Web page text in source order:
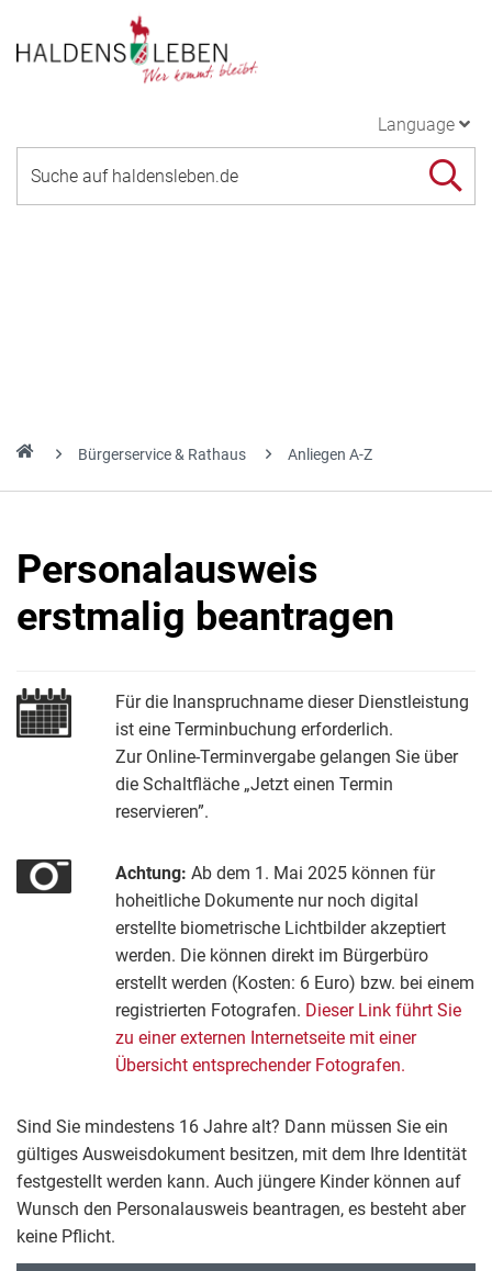
Language
Bürgerservice & Rathaus Anliegen A-Z
Personalausweis
erstmalig beantragen
Für die Inanspruchname dieser Dienstleistung
ist eine Terminbuchung erforderlich.
Zur Online-Terminvergabe gelangen Sie über
die Schaltfläche „Jetzt einen Termin
reservieren”.
Achtung: Ab dem 1. Mai 2025 können für
hoheitliche Dokumente nur noch digital
erstellte biometrische Lichtbilder akzeptiert
werden. Die können direkt im Bürgerbüro
erstellt werden (Kosten: 6 Euro) bzw. bei einem
registrierten Fotografen. Dieser Link führt Sie
zu einer externen Internetseite mit einer
Übersicht entsprechender Fotografen.
Sind Sie mindestens 16 Jahre alt? Dann müssen Sie ein
gültiges Ausweisdokument besitzen, mit dem Ihre Identität
festgestellt werden kann. Auch jüngere Kinder können auf
Wunsch den Personalausweis beantragen, es besteht aber
keine Pflicht.